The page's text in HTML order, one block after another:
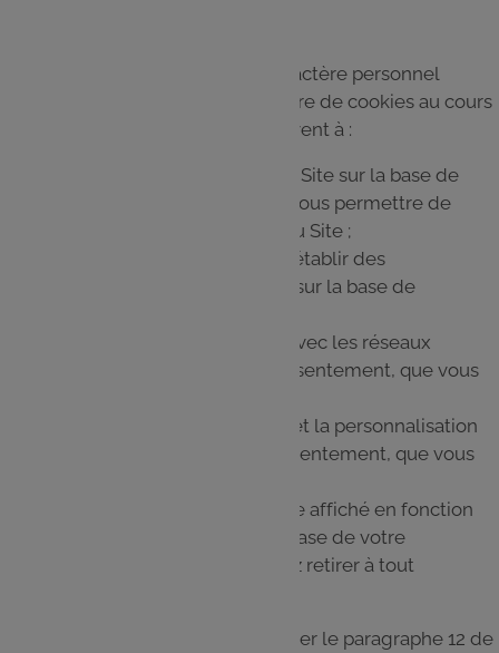
Les traitements de données à caractère personnel
engendrés par le dépôt et la lecture de cookies au cours
de votre navigation sur le Site servent à :
Assurer le fonctionnement du Site sur la base de
l'intérêt légitime du GALEC de vous permettre de
bénéficier des fonctionnalités du Site ;
Mesurer l’audience du Site et établir des
statistiques anonymes de visite sur la base de
Assurer l’interactivité du Site avec les réseaux
sociaux sur la base de votre consentement, que vous
Améliorer les fonctionnalités et la personnalisation
du Site sur la base de votre consentement, que vous
Adapter le contenu publicitaire affiché en fonction
de vos centres d’intérêts sur la base de votre
consentement, que vous pouvez retirer à tout
Nous vous invitons à consulter le paragraphe 12 de